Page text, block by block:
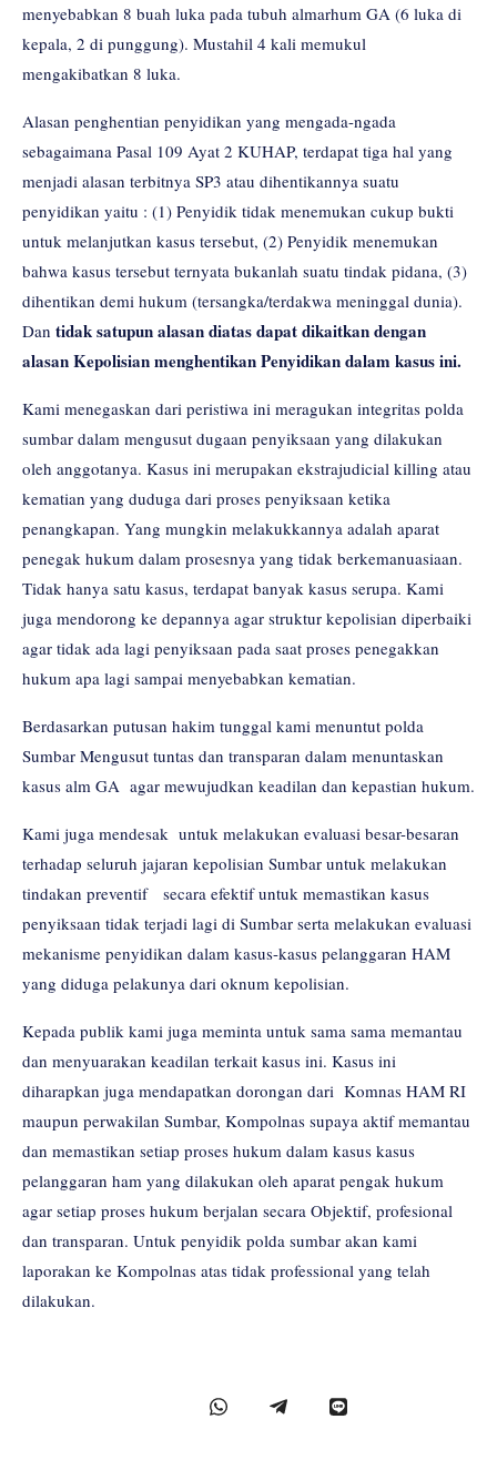
menyebabkan 8 buah luka pada tubuh almarhum GA (6 luka di
kepala, 2 di punggung). Mustahil 4 kali memukul
mengakibatkan 8 luka.
Alasan penghentian penyidikan yang mengada-ngada
sebagaimana Pasal 109 Ayat 2 KUHAP, terdapat tiga hal yang
menjadi alasan terbitnya SP3 atau dihentikannya suatu
penyidikan yaitu : (1) Penyidik tidak menemukan cukup bukti
untuk melanjutkan kasus tersebut, (2) Penyidik menemukan
bahwa kasus tersebut ternyata bukanlah suatu tindak pidana, (3)
dihentikan demi hukum (tersangka/terdakwa meninggal dunia).
Dan tidak satupun alasan diatas dapat dikaitkan dengan
alasan Kepolisian menghentikan Penyidikan dalam kasus ini.
Kami menegaskan dari peristiwa ini meragukan integritas polda
sumbar dalam mengusut dugaan penyiksaan yang dilakukan
oleh anggotanya. Kasus ini merupakan ekstrajudicial killing atau
kematian yang duduga dari proses penyiksaan ketika
penangkapan. Yang mungkin melakukkannya adalah aparat
penegak hukum dalam prosesnya yang tidak berkemanuasiaan.
Tidak hanya satu kasus, terdapat banyak kasus serupa. Kami
juga mendorong ke depannya agar struktur kepolisian diperbaiki
agar tidak ada lagi penyiksaan pada saat proses penegakkan
hukum apa lagi sampai menyebabkan kematian.
Berdasarkan putusan hakim tunggal kami menuntut polda
Sumbar Mengusut tuntas dan transparan dalam menuntaskan
kasus alm GA agar mewujudkan keadilan dan kepastian hukum.
Kami juga mendesak untuk melakukan evaluasi besar-besaran
terhadap seluruh jajaran kepolisian Sumbar untuk melakukan
tindakan preventif secara efektif untuk memastikan kasus
penyiksaan tidak terjadi lagi di Sumbar serta melakukan evaluasi
mekanisme penyidikan dalam kasus-kasus pelanggaran HAM
yang diduga pelakunya dari oknum kepolisian.
Kepada publik kami juga meminta untuk sama sama memantau
dan menyuarakan keadilan terkait kasus ini. Kasus ini
diharapkan juga mendapatkan dorongan dari Komnas HAM RI
maupun perwakilan Sumbar, Kompolnas supaya aktif memantau
dan memastikan setiap proses hukum dalam kasus kasus
pelanggaran ham yang dilakukan oleh aparat pengak hukum
agar setiap proses hukum berjalan secara Objektif, profesional
dan transparan. Untuk penyidik polda sumbar akan kami
laporakan ke Kompolnas atas tidak professional yang telah
dilakukan.